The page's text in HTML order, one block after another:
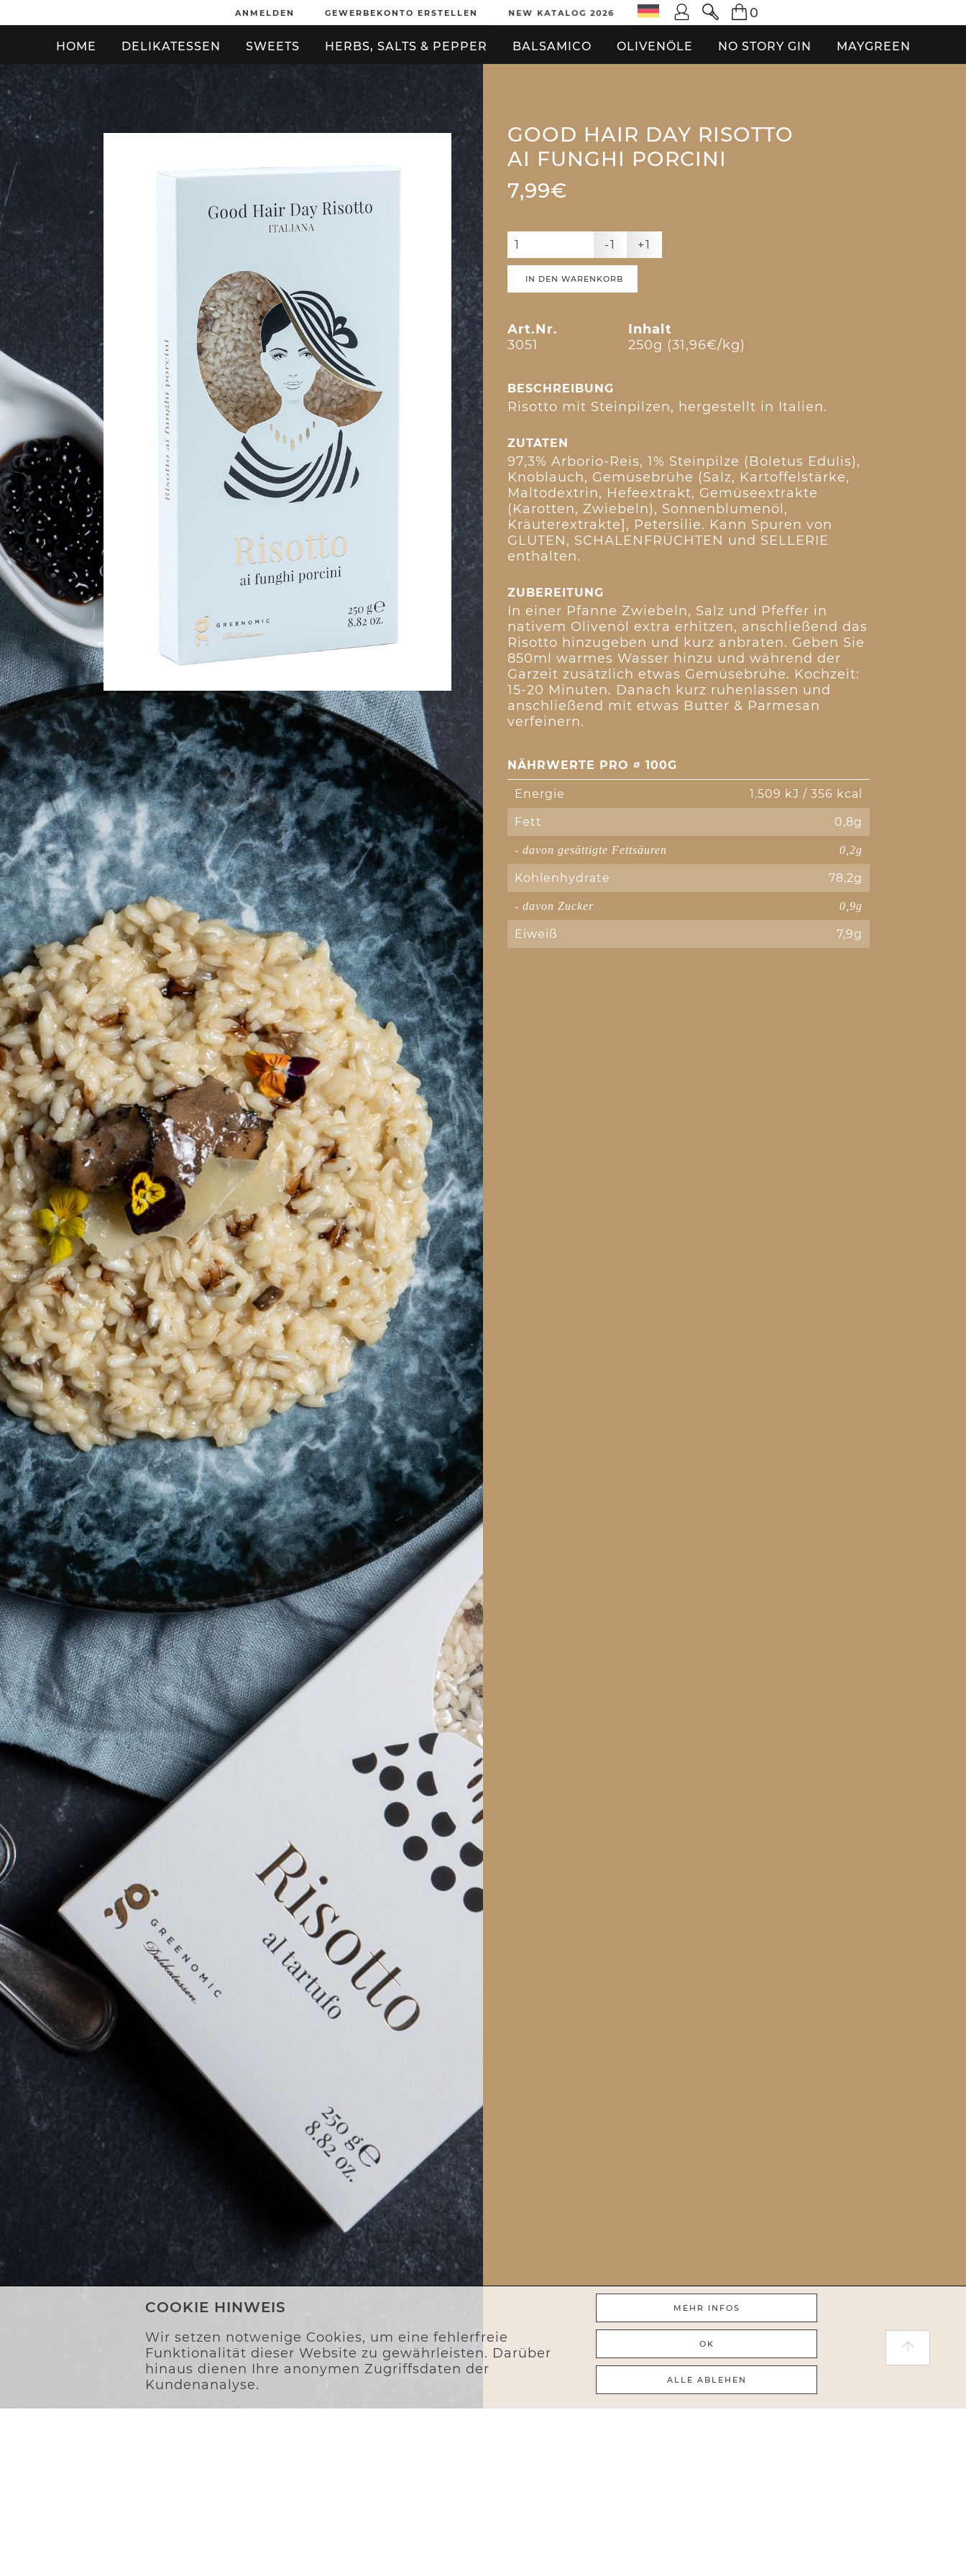
ANMELDEN GEWERBEKONTO ERSTELLEN NEW KATALOG 2026 0
HOME DELIKATESSEN SWEETS HERBS, SALTS & PEPPER BALSAMICO OLIVENÖLE NO STORY GIN MAYGREEN
GOOD HAIR DAY RISOTTO
AI FUNGHI PORCINI
7,99€
-1 +1
IN DEN WARENKORB
Art.Nr.
3051
Inhalt
250g (31,96€/kg)
BESCHREIBUNG
Risotto mit Steinpilzen, hergestellt in Italien.
ZUTATEN
97,3% Arborio-Reis, 1% Steinpilze (Boletus Edulis),
Knoblauch, Gemüsebrühe (Salz, Kartoffelstärke,
Maltodextrin, Hefeextrakt, Gemüseextrakte
(Karotten, Zwiebeln), Sonnenblumenöl,
Kräuterextrakte], Petersilie. Kann Spuren von
GLUTEN, SCHALENFRÜCHTEN und SELLERIE
enthalten.
ZUBEREITUNG
In einer Pfanne Zwiebeln, Salz und Pfeffer in
nativem Olivenöl extra erhitzen, anschließend das
Risotto hinzugeben und kurz anbraten. Geben Sie
850ml warmes Wasser hinzu und während der
Garzeit zusätzlich etwas Gemüsebrühe. Kochzeit:
15-20 Minuten. Danach kurz ruhenlassen und
anschließend mit etwas Butter & Parmesan
verfeinern.
NÄHRWERTE PRO ∅ 100G
Energie 1.509 kJ / 356 kcal
Fett 0,8g
- davon gesättigte Fettsäuren 0,2g
Kohlenhydrate 78,2g
- davon Zucker 0,9g
Eiweiß 7,9g
COOKIE HINWEIS
Wir setzen notwenige Cookies, um eine fehlerfreie
Funktionalität dieser Website zu gewährleisten. Darüber
hinaus dienen Ihre anonymen Zugriffsdaten der
Kundenanalyse.
MEHR INFOS
OK
ALLE ABLEHEN